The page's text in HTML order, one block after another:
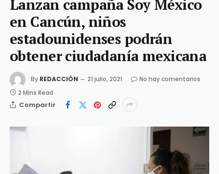
Lanzan campaña Soy México
en Cancún, niños
estadounidenses podrán
obtener ciudadanía mexicana
By REDACCIÓN 21 julio, 2021
No hay comentarios
2 Mins Read
Compartir